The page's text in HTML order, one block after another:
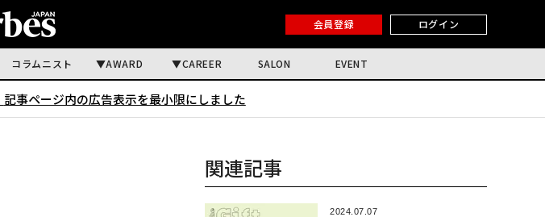
会員登録 ログイン
コラムニスト AWARD CAREER SALON EVENT
記事ページ内の広告表示を最小限にしました
関連記事
2024.07.07